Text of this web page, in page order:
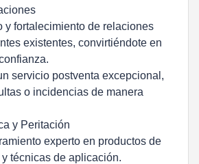
y fortalecimiento de relaciones
existentes, convirtiéndote en
servicio postventa excepcional,
o incidencias de manera
y Peritación
experto en productos de
técnicas de aplicación.